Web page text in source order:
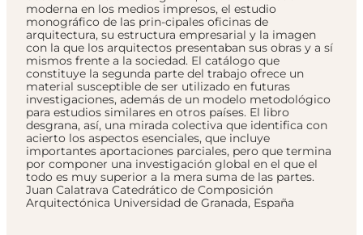
moderna en los medios impresos, el estudio
monográfico de las prin-cipales oficinas de
arquitectura, su estructura empresarial y la imagen
con la que los arquitectos presentaban sus obras y a sí
mismos frente a la sociedad. El catálogo que
constituye la segunda parte del trabajo ofrece un
material susceptible de ser utilizado en futuras
investigaciones, además de un modelo metodológico
para estudios similares en otros países. El libro
desgrana, así, una mirada colectiva que identifica con
acierto los aspectos esenciales, que incluye
importantes aportaciones parciales, pero que termina
por componer una investigación global en el que el
todo es muy superior a la mera suma de las partes.
Juan Calatrava Catedrático de Composición
Arquitectónica Universidad de Granada, España